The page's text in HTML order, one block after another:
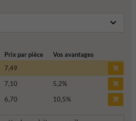
Prix par pièce
Vos avantages
7,49
7,10 5,2%
6,70 10,5%